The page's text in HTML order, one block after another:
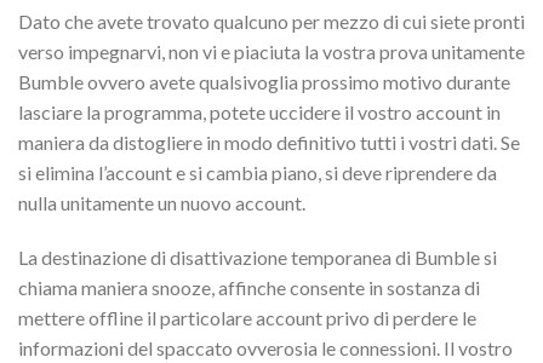
Dato che avete trovato qualcuno per mezzo di cui siete pronti
verso impegnarvi, non vi e piaciuta la vostra prova unitamente
Bumble ovvero avete qualsivoglia prossimo motivo durante
lasciare la programma, potete uccidere il vostro account in
maniera da distogliere in modo definitivo tutti i vostri dati. Se
si elimina l’account e si cambia piano, si deve riprendere da
nulla unitamente un nuovo account.
La destinazione di disattivazione temporanea di Bumble si
chiama maniera snooze, affinche consente in sostanza di
mettere offline il particolare account privo di perdere le
informazioni del spaccato ovverosia le connessioni. Il vostro